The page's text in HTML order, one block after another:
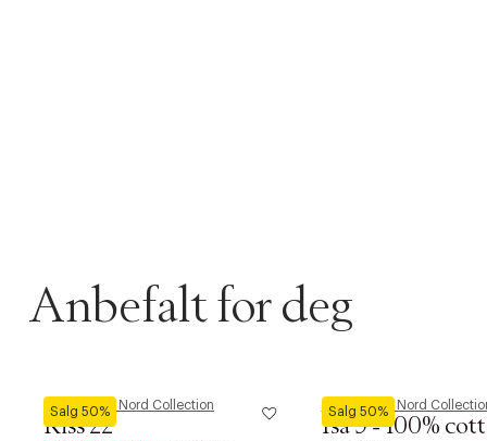
Anbefalt for deg
Salg 50%
Magasin du Nord Collection
Kiss 22
Salg 50%
Magasin du Nord
Isa 9 - 100%